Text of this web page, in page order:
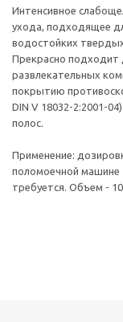
Интенсивное
ухода, подходящее
водостойких
Прекрасно подходит
развлекательных
покрытию
DIN V 18032-2:2001-
полос.
Применение:
поломоечной машине
требуется. Объем -